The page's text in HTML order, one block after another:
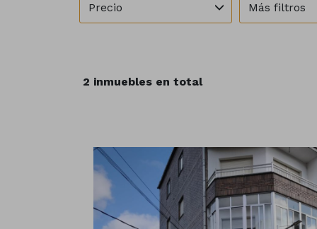
Precio Más filtros
2 inmuebles en total